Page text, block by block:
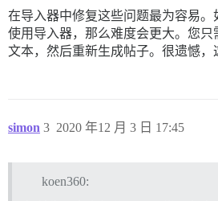
在导入器中修复这些问题最为容易。
使用导入器，那么难度会更大。您
文本，然后重新生成帖子。很遗憾，
simon 2020 年12 月 3 日 17:45
3
koen360: